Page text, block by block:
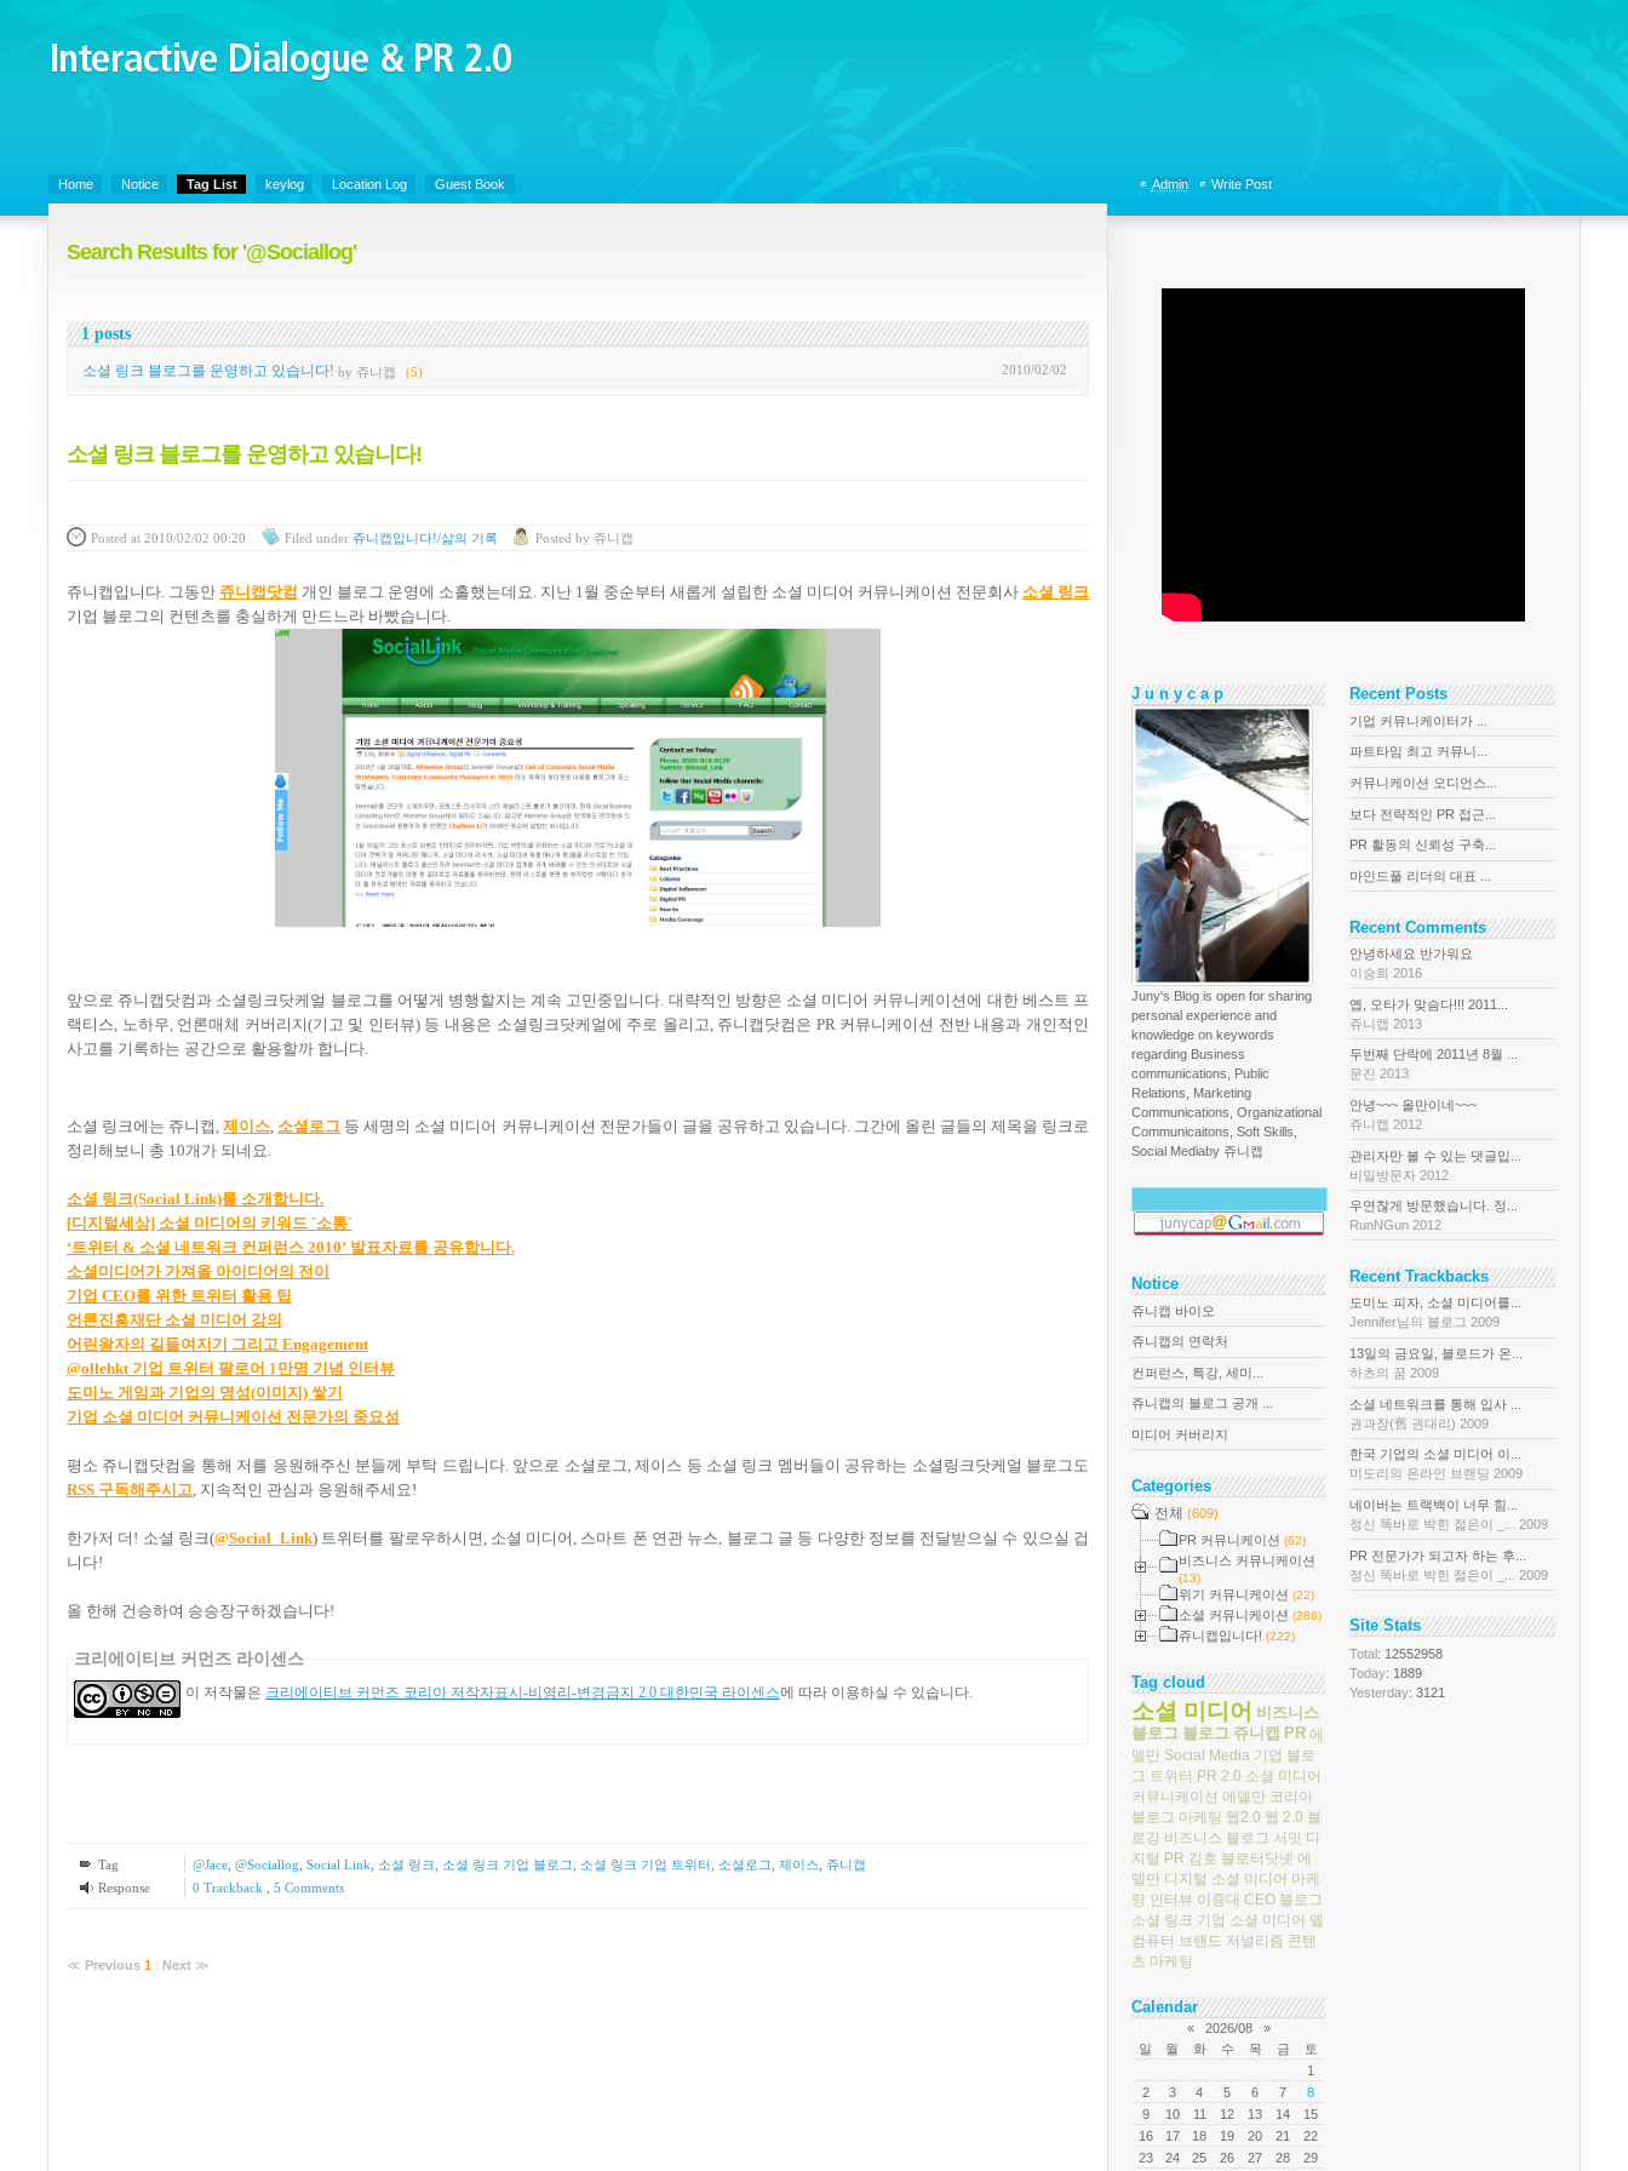
Interactive Dialogue &
PR 2.0
Home Notice Tag List keylog Location Log Guest Book
Search Results for '@Sociallog'
1 posts
2010/02/02
소셜 링크 블로그를 운영하고 있습니다! by 쥬니캡 (5)
소셜 링크 블로그를 운영하고 있습니다!
Posted at 2010/02/02 00:20 Filed under 쥬니캡입니다!/삶의 기록 Posted by 쥬니캡
쥬니캡입니다. 그동안 쥬니캡닷컴 개인 블로그 운영에 소홀했는데요. 지난 1월 중순부터 새롭게 설립한 소셜 미디어 커뮤니케이션 전문회사 소셜 링크
기업 블로그의 컨텐츠를 충실하게 만드느라 바빴습니다.
앞으로 쥬니캡닷컴과 소셜링크닷케얼 블로그를 어떻게 병행할지는 계속 고민중입니다. 대략적인 방향은 소셜 미디어 커뮤니케이션에 대한 베스트 프
랙티스, 노하우, 언론매체 커버리지(기고 및 인터뷰) 등 내용은 소셜링크닷케얼에 주로 올리고, 쥬니캡닷컴은 PR 커뮤니케이션 전반 내용과 개인적인
사고를 기록하는 공간으로 활용할까 합니다.
소셜 링크에는 쥬니캡 ,제이스, 소셜로그 등 세명의 소셜 미디어 커뮤니케이션 전문가들이 글을 공유하고 있습니다. 그간에 올린 글들의 제목을 링크로
정리해보니 총 10개가 되네요.
소셜 링크(Social Link)를 소개합니다.
[디지털세상] 소셜 미디어의 키워드 `소통`
‘트위터 & 소셜 네트워크 컨퍼런스 2010’ 발표자료를 공유합니다.
소셜미디어가 가져올 아이디어의 전이
기업 CEO를 위한 트위터 활용 팁
언론진흥재단 소셜 미디어 강의
어린왕자의 길들여지기 그리고 Engagement
@ollehkt 기업 트위터 팔로어 1만명 기념 인터뷰
도미노 게임과 기업의 명성(이미지) 쌓기
기업 소셜 미디어 커뮤니케이션 전문가의 중요성
평소 쥬니캡닷컴을 통해 저를 응원해주신 분들께 부탁 드립니다. 앞으로 소셜로그,제이스 등 소셜 링크 멤버들이 공유하는 소셜링크닷케얼 블로그도
RSS 구독해주시고, 지속적인 관심과 응원해주세요!
한가저 더! 소셜 링크(@Social_Link) 트위터를 팔로우하시면, 소셜 미디어, 스마트 폰 연관 뉴스, 블로그 글 등 다양한 정보를 전달받으실 수 있으실 겁
니다!
올 한해 건승하여 승승장구하겠습니다!
크리에이티브 커먼즈 라이센스
이 저작물은 크리에이티브 커먼즈 코리아 저작자표시-비영리-변경금지 2.0 대한민국 라이센스에 따라 이용하실 수 있습니다.
Tag @Jace, @Sociallog Social Link 소셜 링크 소셜 링크 기업 블로그 소셜 링크 기업 트위터 소셜로그 제이스 쥬니캡
Response
0 Trackback 5 Comments
≪ Previous 1 : Next ≫
Admin Write Post
J u n y c a p
Juny's Blog is open for sharing
personal experience and
knowledge on keywords
regarding Business
communications, Public
Relations, Marketing
Communications, Organizational
Communicaitons, Soft Skills,
Social Mediaby 쥬니캡
Notice
쥬니캡 바이오
쥬니캡의 연락처
컨퍼런스, 특강, 세미...
쥬니캡의 블로그 공개 ...
미디어 커버리지
Categories
전체 (609)
PR 커뮤니케이션 (62)
비즈니스 커뮤니케이션
(13)
위기 커뮤니케이션 (22)
소셜 커뮤니케이션 (286)
쥬니캡입니다! (222)
Tag cloud
소셜 미디어 비즈니스
블로그 블로그 쥬니캡 PR 에
델만 Social Media 기업 블로
그 트위터 PR 2.0 소셜 미디어
커뮤니케이션 에델만 코리아
블로그 마케팅 웹2.0 웹 2.0 블
로깅 비즈니스 블로그 서밋 디
지털 PR 김호 블로터닷넷 에
델만 디지털 소셜 미디어 마케
팅 인터뷰 이중대 CEO 블로그
소셜 링크 기업 소셜 미디어 델
컴퓨터 브랜드 저널리즘 콘텐
츠 마케팅
Calendar
« 2026/08
»
일
월 화 수 목 금
토
1
2
3 4 5 6 7
8
9
10 11 12 13 14
15
16
17 18 19 20 21
22
23
24 25 26 27 28 29
Recent Posts
기업 커뮤니케이터가 ...
파트타임 최고 커뮤니...
커뮤니케이션 오디언스...
보다 전략적인 PR 접근...
PR 활동의 신뢰성 구축...
마인드풀 리더의 대표 ...
Recent Comments
안녕하세요 반가워요
이승희 2016
옙, 오타가 맞슴다!!! 2011...
쥬니캡 2013
두번째 단락에 2011년 8월 ...
문진 2013
안녕~~~ 올만이네~~~
쥬니캡 2012
관리자만 볼 수 있는 댓글입...
비밀방문자 2012
우연찮게 방문했습니다. 정...
RunNGun 2012
Recent Trackbacks
도미노 피자, 소셜 미디어를...
Jennifer님의 블로그 2009
13일의 금요일, 블로드가 온...
하츠의 꿈 2009
소셜 네트워크를 통해 입사 ...
권과장(舊 권대리) 2009
한국 기업의 소셜 미디어 이...
미도리의 온라인 브랜딩 2009
네이버는 트랙백이 너무 힘...
정신 똑바로 박힌 젊은이 _... 2009
PR 전문가가 되고자 하는 후...
정신 똑바로 박힌 젊은이 _... 2009
Site Stats
Total: 12552958
Today: 1889
Yesterday: 3121